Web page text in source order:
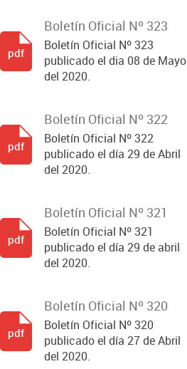
Boletín Oficial Nº 323
Boletín Oficial Nº 323
publicado el dia 08 de Mayo
del 2020.
pdf
Boletín Oficial Nº 322
Boletín Oficial Nº 322
publicado el día 29 de Abril
del 2020.
pdf
Boletín Oficial Nº 321
Boletín Oficial Nº 321
publicado el día 29 de abril
del 2020.
pdf
Boletín Oficial Nº 320
Boletín Oficial Nº 320
publicado el día 27 de Abril
del 2020.
pdf